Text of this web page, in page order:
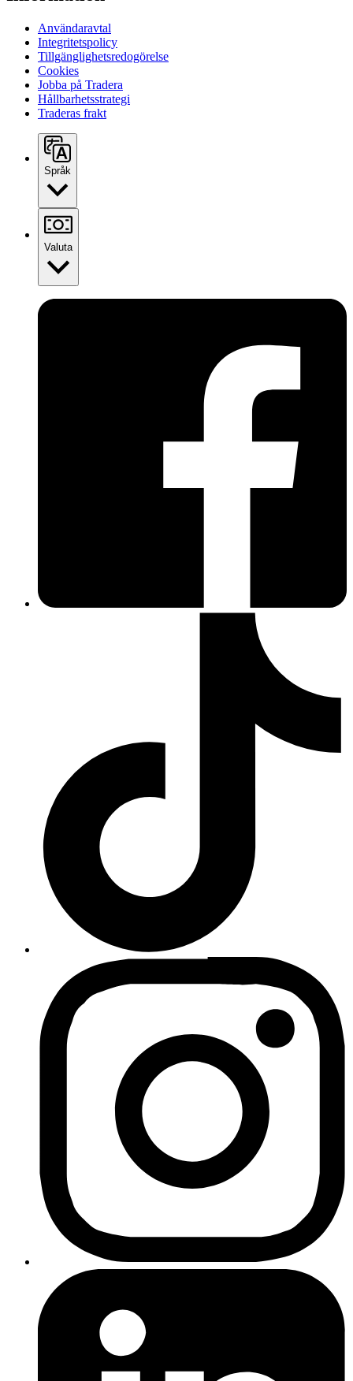
Användaravtal
Integritetspolicy
Tillgänglighetsredogörelse
Cookies
Jobba på Tradera
Hållbarhetsstrategi
Traderas frakt
Språk
Valuta